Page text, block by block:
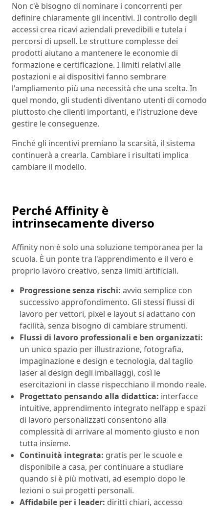
Non c'è bisogno di nominare i concorrenti per
definire chiaramente gli incentivi. Il controllo degli
accessi crea ricavi aziendali prevedibili e tutela i
percorsi di upsell. Le strutture complesse dei
prodotti aiutano a mantenere le economie di
formazione e certificazione. I limiti relativi alle
postazioni e ai dispositivi fanno sembrare
l'ampliamento più una necessità che una scelta. In
quel mondo, gli studenti diventano utenti di comodo
piuttosto che clienti importanti, e l'istruzione deve
gestire le conseguenze.
Finché gli incentivi premiano la scarsità, il sistema
continuerà a crearla. Cambiare i risultati implica
cambiare il modello.
Perché Affinity è
intrinsecamente diverso
Affinity non è solo una soluzione temporanea per la
scuola. È un ponte tra l'apprendimento e il vero e
proprio lavoro creativo, senza limiti artificiali.
Progressione senza rischi: avvio semplice con
successivo approfondimento. Gli stessi flussi di
lavoro per vettori, pixel e layout si adattano con
facilità, senza bisogno di cambiare strumenti.
Flussi di lavoro professionali e ben organizzati:
un unico spazio per illustrazione, fotografia,
impaginazione e design e tecnologia, dal taglio
laser al design degli imballaggi, così le
esercitazioni in classe rispecchiano il mondo reale.
Progettato pensando alla didattica: interfacce
intuitive, apprendimento integrato nell’app e spazi
di lavoro personalizzati consentono alla
complessità di arrivare al momento giusto e non
tutta insieme.
Continuità integrata: gratis per le scuole e
disponibile a casa, per continuare a studiare
quando si è più motivati, ad esempio dopo le
lezioni o sui progetti personali.
Affidabile per i leader: diritti chiari, accesso